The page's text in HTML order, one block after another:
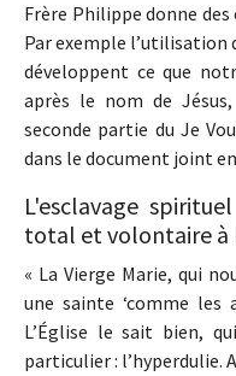
Frère Philippe donne
Par exemple l’utilisation
développent ce que
après le nom de
seconde partie du Je
dans le document joint
L'esclavage
total et volontaire à
« La Vierge Marie, qui
une sainte ‘comme les
L’Église le sait bien,
particulier : l’hyperdulie.